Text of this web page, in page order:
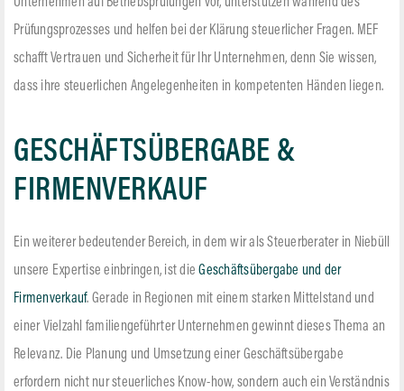
Prüfungsprozesses und helfen bei der Klärung steuerlicher Fragen. MEF
schafft Vertrauen und Sicherheit für Ihr Unternehmen, denn Sie wissen,
dass ihre steuerlichen Angelegenheiten in kompetenten Händen liegen.
GESCHÄFTSÜBERGABE &
FIRMENVERKAUF
Ein weiterer bedeutender Bereich, in dem wir als Steuerberater in Niebüll
unsere Expertise einbringen, ist dieGeschäftsübergabe und der
Firmenverkauf. Gerade in Regionen mit einem starken Mittelstand und
einer Vielzahl familiengeführter Unternehmen gewinnt dieses Thema an
Relevanz. Die Planung und Umsetzung einer Geschäftsübergabe
erfordern nicht nur steuerliches Know-how, sondern auch ein Verständnis